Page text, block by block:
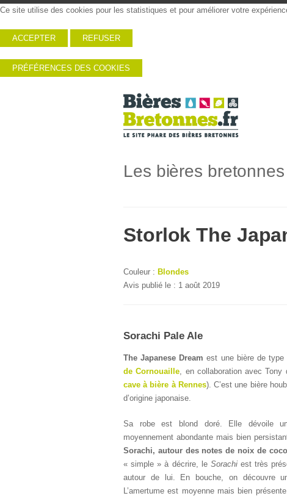
Ce site utilise des cookies pour les statistiques et pour améliorer votre
ACCEPTER REFUSER
PRÉFÉRENCES DES COOKIES
Les bières bretonnes
Storlok The
Couleur : Blondes
Avis publié le : 1 août 2019
Sorachi Pale Ale
The Japanese Dream est une bière de
de Cornouaille, en collaboration avec Tony
cave à bière à Rennes). C’est une bière
d’origine japonaise.
Sa robe est blond doré. Elle dévoile
moyennement abondante mais bien
Sorachi, autour des notes de noix de
« simple » à décrire, le Sorachiest très
autour de lui. En bouche, on découvre
L’amertume est moyenne mais bien